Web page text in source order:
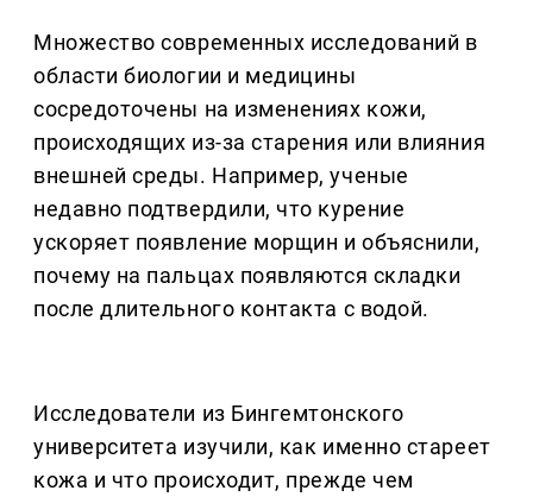
Множество современных исследований в
области биологии и медицины
сосредоточены на изменениях кожи,
происходящих из-за старения или влияния
внешней среды. Например, ученые
недавно подтвердили, что курение
ускоряет появление морщин и объяснили,
почему на пальцах появляются складки
после длительного контакта с водой.
Исследователи из Бингемтонского
университета изучили, как именно стареет
кожа и что происходит, прежде чем